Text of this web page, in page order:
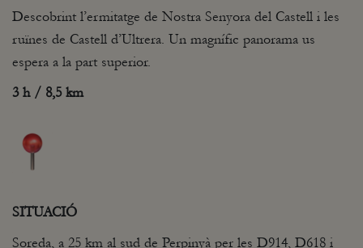
Descobrint l’ermitatge de Nostra Senyora del Castell i les
ruïnes de Castell d’Ultrera. Un magnífic panorama us
espera a la part superior.
3 h / 8,5 km
SITUACIÓ
Soreda, a 25 km al sud de Perpinyà per les D914, D618 i